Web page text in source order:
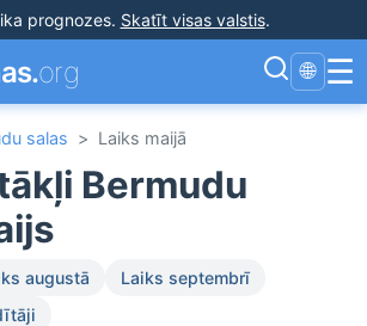
prognozes. Skatīt visas valstis.
org 🌐 ☰
salas > Laiks maijā
Bermudu
augustā
Laiks septembrī